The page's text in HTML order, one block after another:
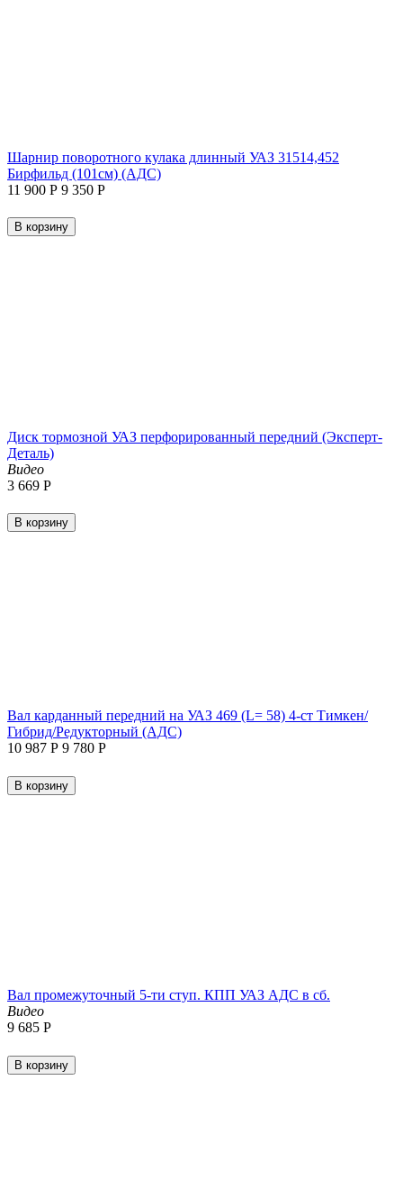
Шарнир поворотного кулака длинный УАЗ 31514,452
Бирфильд (101см) (АДС)
11 900 Р 9 350 Р
В корзину
Диск тормозной УАЗ перфорированный передний (Эксперт-
Деталь)
Видео
3 669 Р
В корзину
Вал карданный передний на УАЗ 469 (L= 58) 4-ст Тимкен/
Гибрид/Редукторный (АДС)
10 987 Р 9 780 Р
В корзину
Вал промежуточный 5-ти ступ. КПП УАЗ АДС в сб.
Видео
9 685 Р
В корзину